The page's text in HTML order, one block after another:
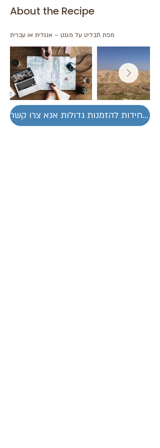
About the Recipe
מפת תבליט על מגנט – אנגלית או עברית